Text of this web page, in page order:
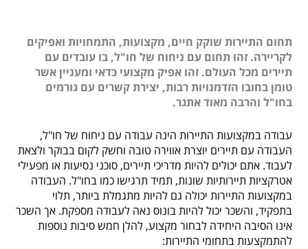
תחום התיירות שוקק חיים, מקצועות, התמחויות ואפיקים
לקריירה. זהו תחום עם ניחוח של חו"ל, בו עובדים עם
תיירים מכל העולם. זהו אפיק מקצועי כדאי ומעניין אשר
טומן בחובו הזדמנויות רבות, יצירת קשרים עם גורמים
בחו"ל והרבה מאוד אתגר.
עבודה במקצועות התיירות הינה עבודה עם ניחוח של חו"ל,
העבודה עם תיירים יוצרת אווירה טובה וחשק לקום בבוקר ולצאת
לעבוד. אתם יכולים להיות מדריכי תיירים, סוכני נסיעות או מפעילי
אטרקציות תיירותיות שונות, תמיד תרגישו כמו בחו"ל. העבודה
במקצועות התיירות יכולה גם להיות מתגמלת ביותר, תלוי
בתפקיד, והשכר יכול להיות בונוס נאה לעבודה מספקת. אך השכר
אינו הסיבה היחידה לבחור מקצוע, להלן חמש סיבות נוספות
להתמקצעות בתחומי התיירות: